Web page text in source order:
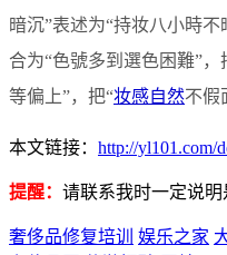
暗沉”表述为“持妆八小時
合为“色號多到選色困難”
等偏上”，把“妆感自然不假
本文链接： http://yl101.com/
提醒： 请联系我时一定说明
奢侈品修复培训 娱乐之家